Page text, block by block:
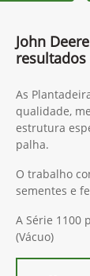
John
resultados
As
qualidade,
estrutura
palha.
O trabalho
sementes e
A Série 1100
(Vácuo)